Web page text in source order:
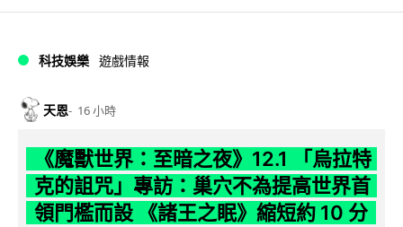
科技娛樂 遊戲情報
天恩 16 小時
《魔獸世界：至暗之夜》12.1 「烏拉特
克的詛咒」專訪：巢穴不為提高世界首
領門檻而設 《諸王之眠》縮短約 10 分